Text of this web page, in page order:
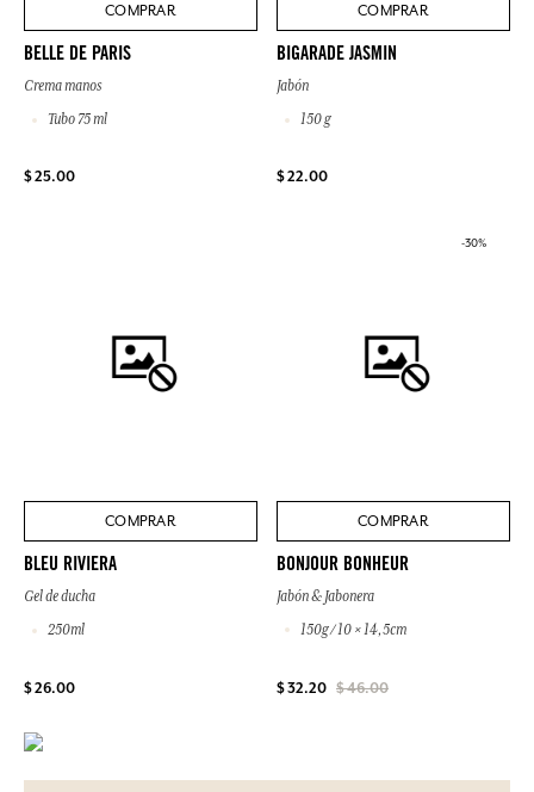
COMPRAR
BELLE DE PARIS
Crema manos
Tubo 75 ml
$ 25.00
COMPRAR
BIGARADE JASMIN
Jabón
150 g
$ 22.00
COMPRAR
BLEU RIVIERA
Gel de ducha
250ml
$ 26.00
-30%
COMPRAR
BONJOUR BONHEUR
Jabón & Jabonera
150g / 10 × 14,5cm
$ 32.20 $ 46.00